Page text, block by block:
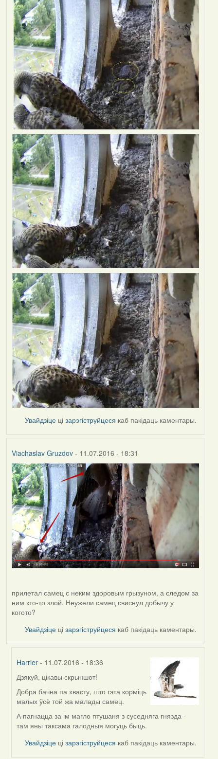
Увайдзіце цізарэгіструйцеся каб пакідаць каментары.
Viachaslav Gruzdov- 11.07.2016 - 18:31
прилетал самец с неким здоровым грызуном, а следом за
ним кто-то злой. Неужели самец свиснул добычу у
когото?
Увайдзіце цізарэгіструйцеся каб пакідаць каментары.
Harrier - 11.07.2016 - 18:36
In
reply
to
Viachaslav
Gruzdov
Дзякуй, цікавы скрыншот!
Добра бачна па хвасту, што гэта корміць
малых ўсё той жа малады самец.
А пагнацца за ім магло птушаня з суседняга гнязда -
там яны таксама галодныя могуць быць.
Увайдзіце цізарэгіструйцеся каб пакідаць каментары.